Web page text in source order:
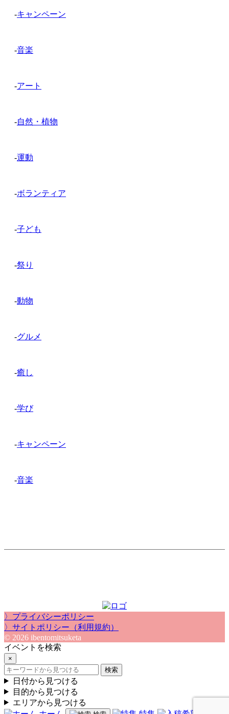
-キャンペーン
-音楽
-アート
-自然・植物
-運動
-ボランティア
-子ども
-祭り
-動物
-グルメ
-癒し
-学び
-キャンペーン
-音楽
〉プライバシーポリシー
〉サイトポリシー（利用規約）
© 2026 ibentomitsuketa
イベントを検索
×
検索
日付から見つける
目的から見つける
エリアから見つける